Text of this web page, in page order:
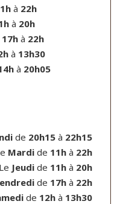
à 22h
à 20h
17hà 22h
à 13h30
à 20h05
de 20h15 à 22h15
Mardi de 11h à 22h
Le Jeudi de 11h à 20h
de 17h à 22h
de 12h à 13h30